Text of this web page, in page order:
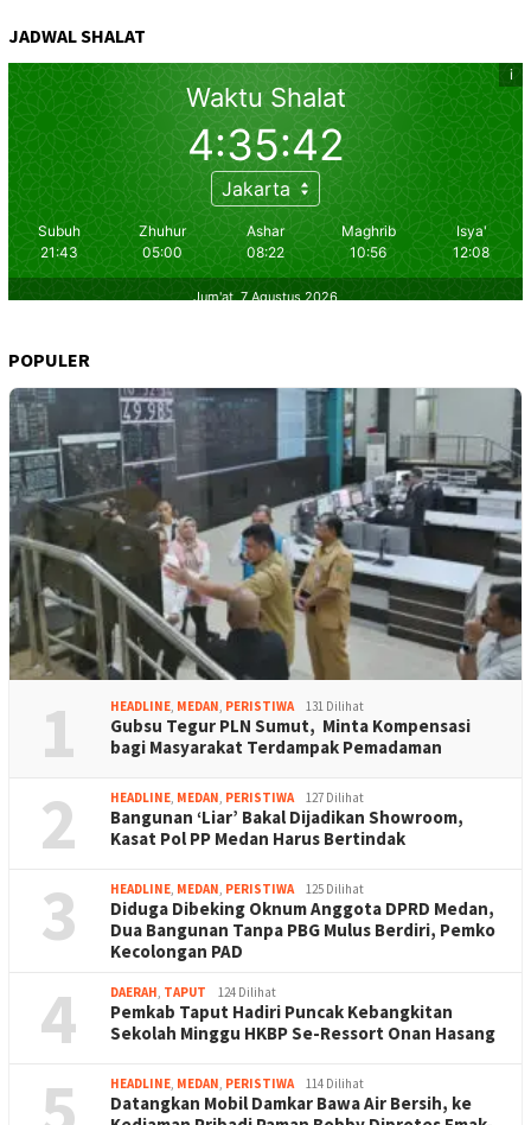
JADWAL SHALAT
POPULER
1 HEADLINE, MEDAN, PERISTIWA 131 Dilihat
Gubsu Tegur PLN Sumut, Minta Kompensasi
bagi Masyarakat Terdampak Pemadaman
2 HEADLINE, MEDAN, PERISTIWA 127 Dilihat
Bangunan ‘Liar’ Bakal Dijadikan Showroom,
Kasat Pol PP Medan Harus Bertindak
3 HEADLINE, MEDAN, PERISTIWA 125 Dilihat
Diduga Dibeking Oknum Anggota DPRD Medan,
Dua Bangunan Tanpa PBG Mulus Berdiri, Pemko
Kecolongan PAD
4 DAERAH, TAPUT 124 Dilihat
Pemkab Taput Hadiri Puncak Kebangkitan
Sekolah Minggu HKBP Se-Ressort Onan Hasang
HEADLINE, MEDAN, PERISTIWA 114 Dilihat
Datangkan Mobil Damkar Bawa Air Bersih, ke